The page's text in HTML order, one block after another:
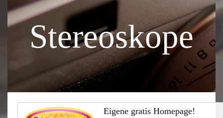
Stereoskope
Eigene gratis Homepage!